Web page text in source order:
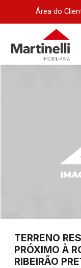
Área do
TERRENO
PRÓXIMO À
RIBEIRÃO